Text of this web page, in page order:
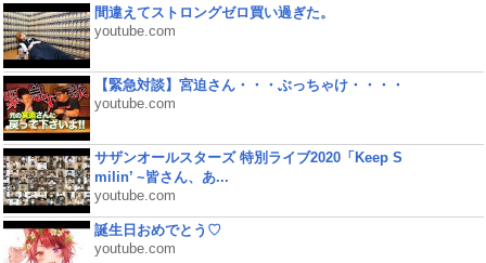
間違えてストロングゼロ買い過ぎた。
youtube.com
【緊急対談】宮迫さん・・・ぶっちゃけ・・・・
youtube.com
サザンオールスターズ 特別ライブ2020「Keep S
milin’ ~皆さん、あ...
youtube.com
誕生日おめでとう♡
youtube.com